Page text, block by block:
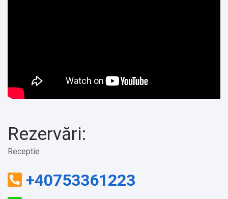
Rezervări:
Receptie
+40753361223